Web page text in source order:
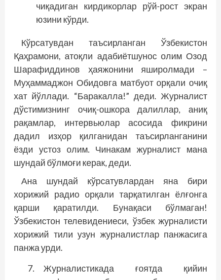
чиқадиган кирдикорлар рўй-рост экран
юзини кўрди.
Кўрсатувдан таъсирланган Ўзбекистон
Қаҳрамони, атоқли адабиётшунос олим Озод
Шарафиддинов ҳаяжонини яширолмади –
Муҳаммаджон Обидовга матбуот орқали очиқ
хат йўллади. “Баракалла!” деди. Журналист
дўстимизнинг очиқ-ошкора далиллар, аниқ
рақамлар, интервьюлар асосида фикрини
дадил изҳор қилганидан таъсирланганини
ёзди устоз олим. Чинакам журналист мана
шундай бўлмоғи керак, деди.
Ана шундай кўрсатувлардан яна бири
хорижий радио орқали тарқатилган ёлғонга
қарши қаратилди. Бунақаси бўлмаган!
Ўзбекистон телевидениеси, ўзбек журналисти
хорижий тили узун журналистлар панжасига
панжа урди.
Журналистикада ғоятда қийин